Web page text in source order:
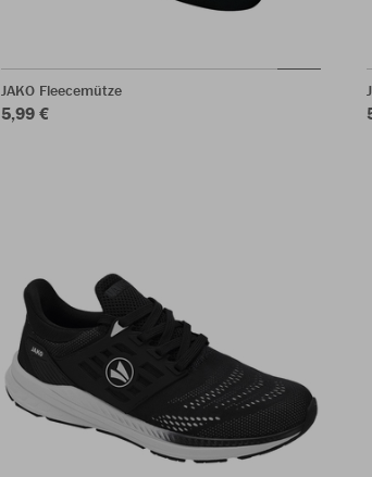
JAKO Fleecemütze
5,99 €